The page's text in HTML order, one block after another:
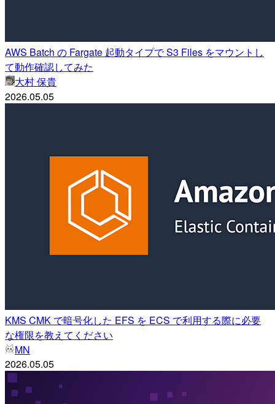
AWS Batch の Fargate 起動タイプで S3 Files をマウントし
て動作確認してみた
大村 保貴
2026.05.05
KMS CMK で暗号化した EFS を ECS で利用する際に必要
な権限を教えてください
MN
2026.05.05